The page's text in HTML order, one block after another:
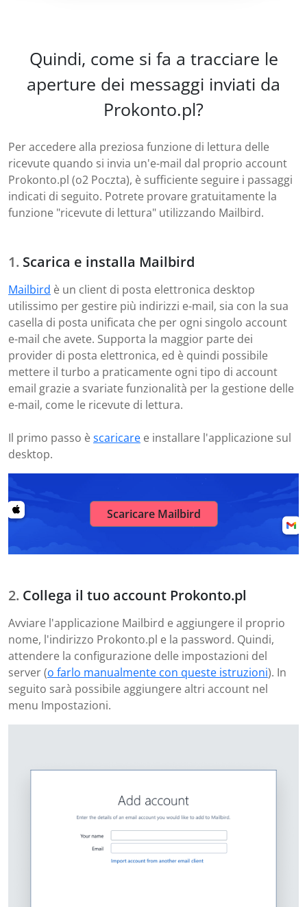
Quindi, come si fa a tracciare le
aperture dei messaggi inviati da
Prokonto.pl?
Per accedere alla preziosa funzione di lettura delle
ricevute quando si invia un'e-mail dal proprio account
Prokonto.pl (o2 Poczta), è sufficiente seguire i passaggi
indicati di seguito. Potrete provare gratuitamente la
funzione "ricevute di lettura" utilizzando Mailbird.
Scarica e installa Mailbird
Mailbird è un client di posta elettronica desktop
utilissimo per gestire più indirizzi e-mail, sia con la sua
casella di posta unificata che per ogni singolo account
e-mail che avete. Supporta la maggior parte dei
provider di posta elettronica, ed è quindi possibile
mettere il turbo a praticamente ogni tipo di account
email grazie a svariate funzionalità per la gestione delle
e-mail, come le ricevute di lettura.
Il primo passo èscaricare e installare l'applicazione sul
desktop.
Scaricare Mailbird
Collega il tuo account Prokonto.pl
Avviare l'applicazione Mailbird e aggiungere il proprio
nome, l'indirizzo Prokonto.pl e la password. Quindi,
attendere la configurazione delle impostazioni del
server (o farlo manualmente con queste istruzioni). In
seguito sarà possibile aggiungere altri account nel
menu Impostazioni.